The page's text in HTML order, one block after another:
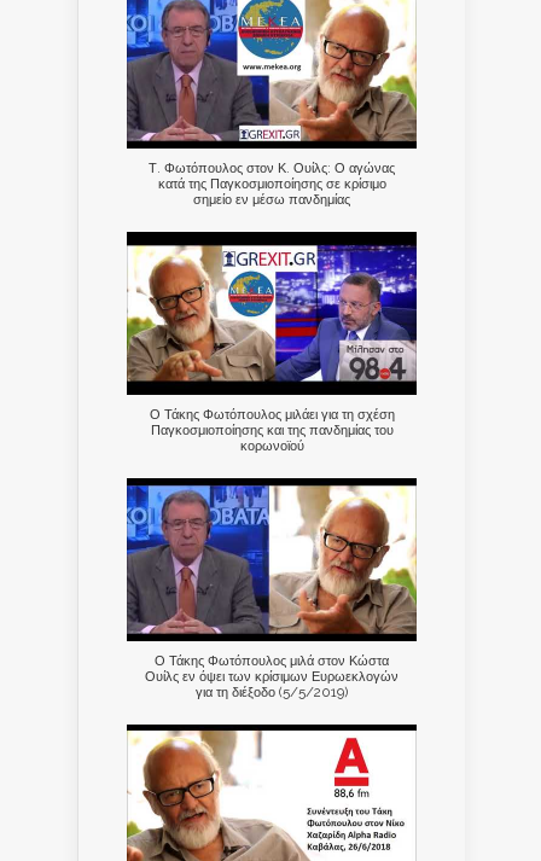
Τ. Φωτόπουλος στον Κ. Ουίλς: Ο αγώνας
κατά της Παγκοσμιοποίησης σε κρίσιμο
σημείο εν μέσω πανδημίας
Ο Τάκης Φωτόπουλος μιλάει για τη σχέση
Παγκοσμιοποίησης και της πανδημίας του
κορωνοϊού
Ο Τάκης Φωτόπουλος μιλά στον Κώστα
Ουίλς εν όψει των κρίσιμων Ευρωεκλογών
για τη διέξοδο (5/5/2019)